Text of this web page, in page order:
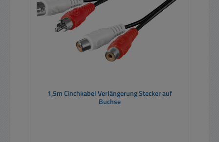
1,5m Cinchkabel Verlängerung Stecker auf
Buchse